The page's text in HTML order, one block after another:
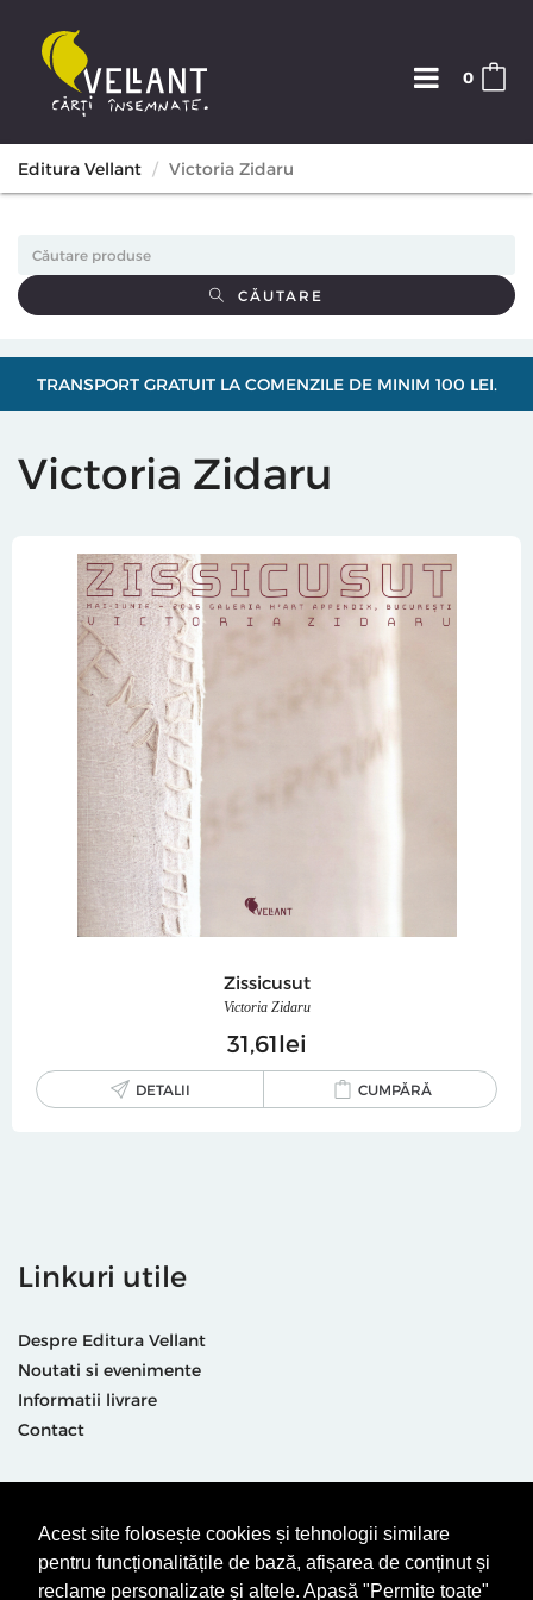
Acest site folosește cookies și tehnologii similare
pentru funcționalitățile de bază, afișarea de conținut și
reclame personalizate și altele. Apasă "Permite toate"
0
Editura Vellant Victoria Zidaru
CĂUTARE
TRANSPORT GRATUIT LA COMENZILE DE MINIM 100 LEI.
Victoria Zidaru
Zissicusut
Victoria Zidaru
31 61lei
DETALII CUMPĂRĂ
Linkuri utile
Despre Editura Vellant
Noutati si evenimente
Informatii livrare
Contact